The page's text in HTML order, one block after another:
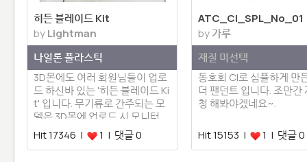
히든 블레이드 Kit
byLightman
나일론 플라스틱
3D몬에도 여러 회원님들이 업로
드 하신바 있는 '히든 블레이드 Ki
t' 입니다. 무기류로 간주되는 모
델은 3D몬에 업로드 시 모니터…
Hit 17346 |
1 | 댓글 0
ATC_CI_SPL_No_01
by가루
재질 미선택
동호회 CI로 심플하게 만
더 팬던트 입니다. 조만간
청 해봐야겠네요~.
Hit 15153 | 1 | 댓글 0